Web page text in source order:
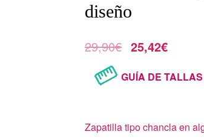
diseño
29,90€ 25,42€
GUÍA DE TALLAS
Zapatilla tipo chancla en